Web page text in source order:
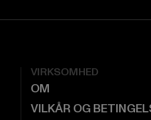
VIRKSOMHED
OM
VILKÅR OG